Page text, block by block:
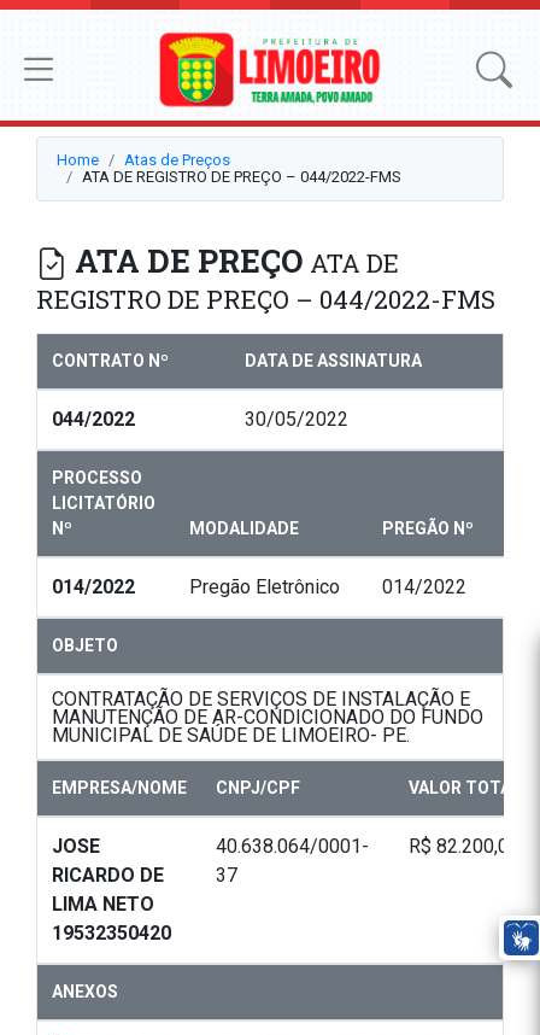
Home
Atas de Preços
ATA DE REGISTRO DE PREÇO – 044/2022-FMS
ATA DE PREÇO ATA DE
REGISTRO DE PREÇO – 044/2022-FMS
CONTRATO Nº DATA DE ASSINATURA
044/2022 30/05/2022
PROCESSO
LICITATÓRIO
Nº
MODALIDADE PREGÃO Nº
014/2022 Pregão Eletrônico 014/2022
OBJETO
CONTRATAÇÃO DE SERVIÇOS DE INSTALAÇÃO E
MANUTENÇÃO DE AR-CONDICIONADO DO FUNDO
MUNICIPAL DE SAÚDE DE LIMOEIRO- PE.
EMPRESA/NOME CNPJ/CPF VALOR TOTAL
JOSE
RICARDO DE
LIMA NETO
19532350420
40.638.064/0001-
37
R$ 82.200,00
ANEXOS